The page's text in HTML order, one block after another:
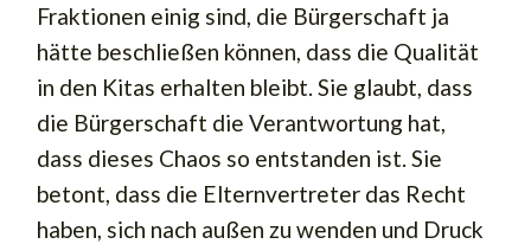
Fraktionen einig sind, die Bürgerschaft ja
hätte beschließen können, dass die Qualität
in den Kitas erhalten bleibt. Sie glaubt, dass
die Bürgerschaft die Verantwortung hat,
dass dieses Chaos so entstanden ist. Sie
betont, dass die Elternvertreter das Recht
haben, sich nach außen zu wenden und Druck